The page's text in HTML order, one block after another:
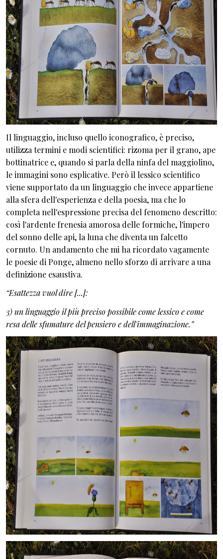
Il linguaggio, incluso quello iconografico, è preciso,
utilizza termini e modi scientifici: rizoma per il grano, ape
bottinatrice e, quando si parla della ninfa del maggiolino,
le immagini sono esplicative. Però il lessico scientifico
viene supportato da un linguaggio che invece appartiene
alla sfera dell'esperienza e della poesia, ma che lo
completa nell'espressione precisa del fenomeno descritto:
così l'ardente frenesia amorosa delle formiche, l'impero
del sonno delle api, la luna che diventa un falcetto
cornuto. Un andamento che mi ha ricordato vagamente
le poesie di Ponge, almeno nello sforzo di arrivare a una
definizione esaustiva.
“Esattezza vuol dire [...]:
3) un linguaggio il più preciso possibile come lessico e come
resa delle sfumature del pensiero e dell'immaginazione.”